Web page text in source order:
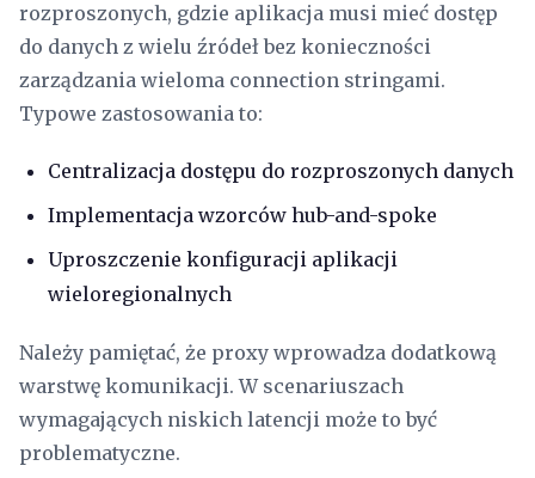
rozproszonych, gdzie aplikacja musi mieć dostęp
do danych z wielu źródeł bez konieczności
zarządzania wieloma connection stringami.
Typowe zastosowania to:
Centralizacja dostępu do rozproszonych danych
Implementacja wzorców hub-and-spoke
Uproszczenie konfiguracji aplikacji
wieloregionalnych
Należy pamiętać, że proxy wprowadza dodatkową
warstwę komunikacji. W scenariuszach
wymagających niskich latencji może to być
problematyczne.